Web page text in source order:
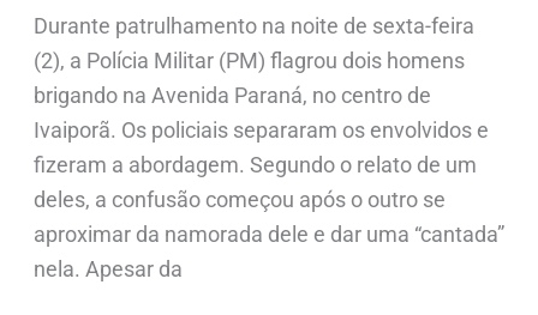
Durante patrulhamento na noite de sexta-feira
(2), a Polícia Militar (PM) flagrou dois homens
brigando na Avenida Paraná, no centro de
Ivaiporã. Os policiais separaram os envolvidos e
fizeram a abordagem. Segundo o relato de um
deles, a confusão começou após o outro se
aproximar da namorada dele e dar uma “cantada”
nela. Apesar da